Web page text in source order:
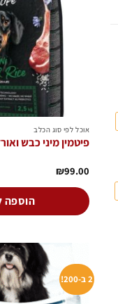
אוכל לפי סוג הכלב
פיטמין מיני כבש ואורז 2.5
₪99.00
הוספה
2 ב-200!